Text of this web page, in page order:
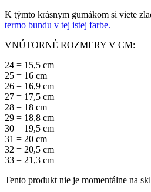
K týmto krásnym gumákom si viete
termo bundu v tej istej farbe.
VNÚTORNÉ ROZMERY V CM:
24 = 15,5 cm
25 = 16 cm
26 = 16,9 cm
27 = 17,5 cm
28 = 18 cm
29 = 18,8 cm
30 = 19,5 cm
31 = 20 cm
32 = 20,5 cm
33 = 21,3 cm
Tento produkt nie je momentálne na